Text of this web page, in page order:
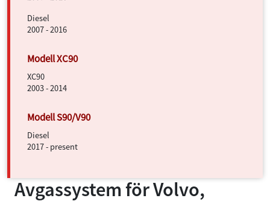
Diesel
2007 - 2016
XC90
2003 - 2014
Diesel
2017 - present
Avgassystem förVolvo,